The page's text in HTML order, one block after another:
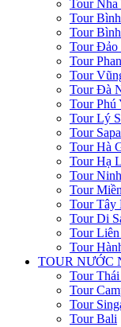
Tour Nha
Tour
Tour
Tour Đảo
Tour
Tour
Tour Đà
Tour Phú
Tour Lý
Tour Sapa
Tour Hà
Tour Hạ
Tour
Tour
Tour Tây
Tour Di
Tour
Tour
TOUR NƯỚC
Tour
Tour
Tour
Tour Bali